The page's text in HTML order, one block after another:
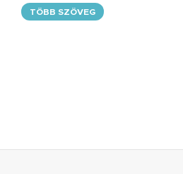
TÖBB SZÖVEG